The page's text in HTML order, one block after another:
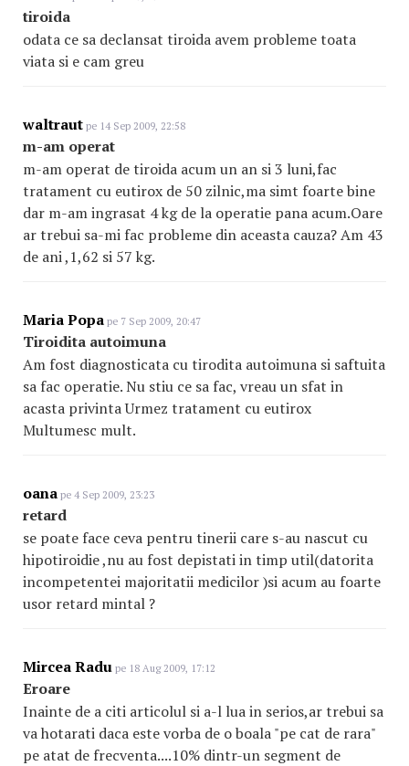
tiroida
odata ce sa declansat tiroida avem probleme toata
viata si e cam greu
waltraut pe 14 Sep 2009, 22:58
m-am operat
m-am operat de tiroida acum un an si 3 luni,fac
tratament cu eutirox de 50 zilnic,ma simt foarte bine
dar m-am ingrasat 4 kg de la operatie pana acum.Oare
ar trebui sa-mi fac probleme din aceasta cauza? Am 43
de ani ,1,62 si 57 kg.
Maria Popa pe 7 Sep 2009, 20:47
Tiroidita autoimuna
Am fost diagnosticata cu tirodita autoimuna si saftuita
sa fac operatie. Nu stiu ce sa fac, vreau un sfat in
acasta privinta Urmez tratament cu eutirox
Multumesc mult.
oana pe 4 Sep 2009, 23:23
retard
se poate face ceva pentru tinerii care s-au nascut cu
hipotiroidie ,nu au fost depistati in timp util(datorita
incompetentei majoritatii medicilor )si acum au foarte
usor retard mintal ?
Mircea Radu pe 18 Aug 2009, 17:12
Eroare
Inainte de a citi articolul si a-l lua in serios,ar trebui sa
va hotarati daca este vorba de o boala "pe cat de rara"
pe atat de frecventa....10% dintr-un segment de